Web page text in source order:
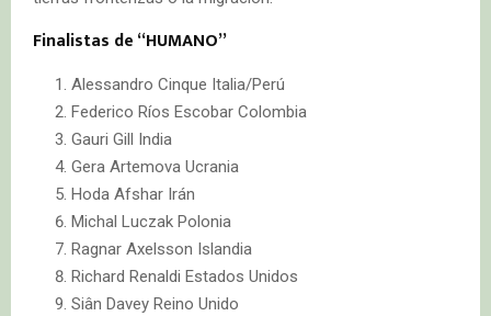
Finalistas de “HUMANO”
Alessandro Cinque Italia/Perú
Federico Ríos Escobar Colombia
Gauri Gill India
Gera Artemova Ucrania
Hoda Afshar Irán
Michal Luczak Polonia
Ragnar Axelsson Islandia
Richard Renaldi Estados Unidos
Siân Davey Reino Unido